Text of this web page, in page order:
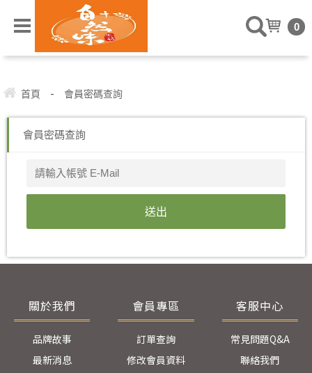
0
首頁 - 會員密碼查詢
會員密碼查詢
關於我們
品牌故事
最新消息
會員專區
訂單查詢
修改會員資料
客服中心
常見問題Q&A
聯絡我們